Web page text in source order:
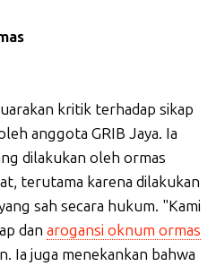
kritik terhadap sikap
anggota GRIB Jaya. Ia
dilakukan oleh ormas
terutama karena dilakukan
sah secara hukum. "Kami
dan arogansi oknum ormas
Ia juga menekankan bahwa